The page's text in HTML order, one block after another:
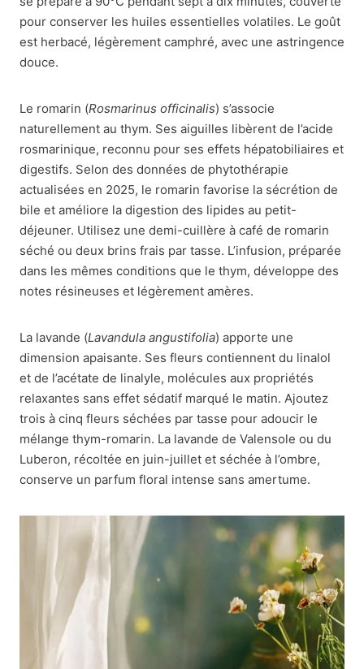
pour conserver les huiles essentielles volatiles. Le goût
est herbacé, légèrement camphré, avec une astringence
douce.
Le romarin (Rosmarinus officinalis) s’associe
naturellement au thym. Ses aiguilles libèrent de l’acide
rosmarinique, reconnu pour ses effets hépatobiliaires et
digestifs. Selon des données de phytothérapie
actualisées en 2025, le romarin favorise la sécrétion de
bile et améliore la digestion des lipides au petit-
déjeuner. Utilisez une demi-cuillère à café de romarin
séché ou deux brins frais par tasse. L’infusion, préparée
dans les mêmes conditions que le thym, développe des
notes résineuses et légèrement amères.
La lavande (Lavandula angustifolia) apporte une
dimension apaisante. Ses fleurs contiennent du linalol
et de l’acétate de linalyle, molécules aux propriétés
relaxantes sans effet sédatif marqué le matin. Ajoutez
trois à cinq fleurs séchées par tasse pour adoucir le
mélange thym-romarin. La lavande de Valensole ou du
Luberon, récoltée en juin-juillet et séchée à l’ombre,
conserve un parfum floral intense sans amertume.